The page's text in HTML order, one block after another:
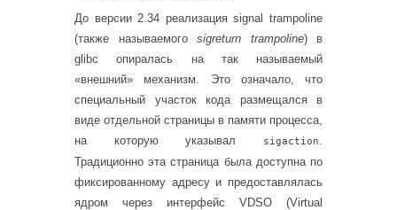
До версии 2.34 реализация signal trampoline
(также называемого sigreturn trampoline) в
glibc опиралась на так называемый
«внешний» механизм. Это означало, что
специальный участок кода размещался в
виде отдельной страницы в памяти процесса,
на которую указывал
sigaction.
Традиционно эта страница была доступна по
фиксированному адресу и предоставлялась
ядром через интерфейс VDSO (Virtual